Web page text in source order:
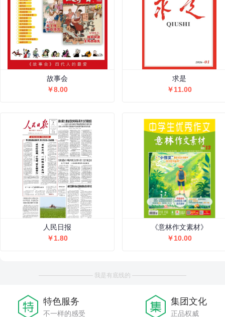
故事会
￥8.00
求是
￥11.00
人民日报
￥1.80
《意林作文素材》
￥10.00
————————— 我是有底线的 —————————
特色服务
不一样的感受
集团文化
正品权威